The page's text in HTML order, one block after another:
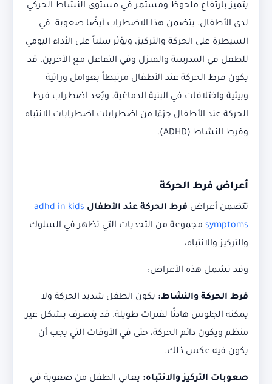
يتميز بارتفاع ملحوظ ومستمر في مستوى النشاط الحركي
لدى الأطفال. يتضمن هذا الاضطراب أيضًا صعوبة في
السيطرة على الحركة والتركيز، ويؤثر سلباً على الأداء اليومي
للطفل في المدرسة والمنزل وفي التفاعل مع الآخرين. قد
يكون فرط الحركة عند الأطفال مرتبطاً بعوامل وراثية
وبيئية واختلافات في البنية الدماغية. ويُعد اضطراب فرط
الحركة عند الأطفال جزءًا من اضطرابات اضطرابات الانتباه
وفرط النشاط (ADHD).
أعراض فرط الحركة
تتضمن أعراض فرط الحركة عند الأطفال adhd in kids
symptoms مجموعة من التحديات التي تظهر في السلوك
والتركيز والانتباه،
وقد تشمل هذه الأعراض:
فرط الحركة والنشاط: يكون الطفل شديد الحركة ولا
يمكنه الجلوس هادئًا لفترات طويلة. قد يتصرف بشكل غير
منظم ويكون دائم الحركة، حتى في الأوقات التي يجب أن
يكون فيه عكس ذلك.
صعوبات التركيز والانتباه: يعاني الطفل من صعوبة في